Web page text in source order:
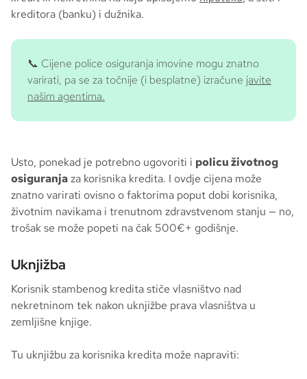
kreditora (banku) i dužnika.
📞 Cijene police osiguranja imovine mogu znatno
varirati, pa se za točnije (i besplatne) izračune javite
našim agentima.
Usto, ponekad je potrebno ugovoriti i policu životnog
osiguranjaza korisnika kredita. I ovdje cijena može
znatno varirati ovisno o faktorima poput dobi korisnika,
životnim navikama i trenutnom zdravstvenom stanju — no,
trošak se može popeti na čak 500€+ godišnje.
Uknjižba
Korisnik stambenog kredita stiče vlasništvo nad
nekretninom tek nakon uknjižbe prava vlasništva u
zemljišne knjige.
Tu uknjižbu za korisnika kredita može napraviti: